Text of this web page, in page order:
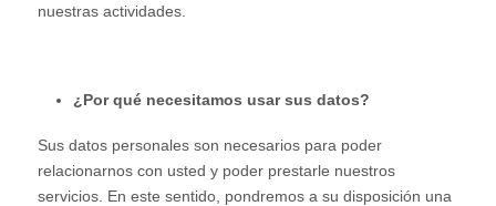
nuestras actividades.
¿Por qué necesitamos usar sus datos?
Sus datos personales son necesarios para poder
relacionarnos con usted y poder prestarle nuestros
servicios. En este sentido, pondremos a su disposición una